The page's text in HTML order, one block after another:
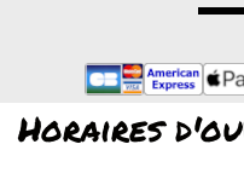
Horaires